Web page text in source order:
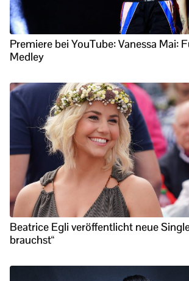
Premiere bei YouTube: Vanessa Mai:
Medley
Beatrice Egli veröffentlicht neue
brauchst“